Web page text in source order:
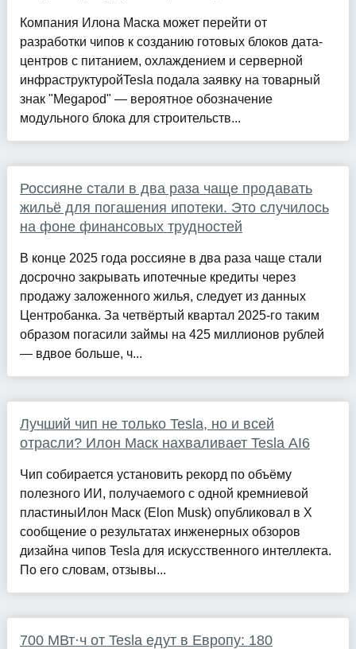
Компания Илона Маска может перейти от
разработки чипов к созданию готовых блоков дата-
центров с питанием, охлаждением и серверной
инфраструктуройTesla подала заявку на товарный
знак "Megapod" — вероятное обозначение
модульного блока для строительств...
Россияне стали в два раза чаще продавать
жильё для погашения ипотеки. Это случилось
на фоне финансовых трудностей
В конце 2025 года россияне в два раза чаще стали
досрочно закрывать ипотечные кредиты через
продажу заложенного жилья, следует из данных
Центробанка. За четвёртый квартал 2025-го таким
образом погасили займы на 425 миллионов рублей
— вдвое больше, ч...
Лучший чип не только Tesla, но и всей
отрасли? Илон Маск нахваливает Tesla AI6
Чип собирается установить рекорд по объёму
полезного ИИ, получаемого с одной кремниевой
пластиныИлон Маск (Elon Musk) опубликовал в X
сообщение о результатах инженерных обзоров
дизайна чипов Tesla для искусственного интеллекта.
По его словам, отзывы...
700 МВт·ч от Tesla едут в Европу: 180